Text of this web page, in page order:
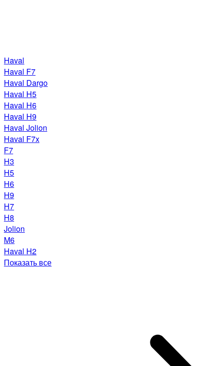
Haval
Haval F7
Haval Dargo
Haval H5
Haval H6
Haval H9
Haval Jolion
Haval F7x
F7
H3
H5
H6
H9
H7
H8
Jolion
M6
Haval H2
Показать все